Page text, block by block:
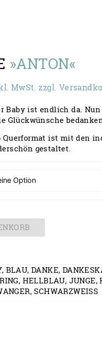
»ANTON«
€
€
MwSt. zzgl.
Baby ist endlich da.
Glückwünsche
Querformat ist mit den
gestaltet.
, BLAU, DANKE,
, HELLBLAU, JUNGE,
,SCHWARZWEISS